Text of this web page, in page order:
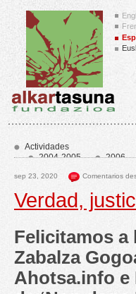
Actividades
2004-2005
2006
2023
2024
sep 23, 2020 Comentarios
Verdad,
Felicitamos a
Zabalza
Ahotsa.info e